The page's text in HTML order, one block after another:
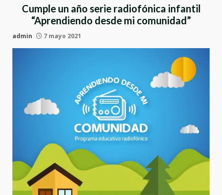
Cumple un año serie radiofónica infantil
“Aprendiendo desde mi comunidad”
admin 7 mayo 2021